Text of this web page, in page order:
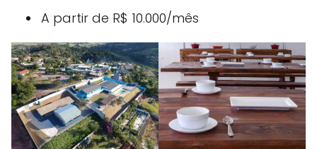
A partir de R$ 10.000/mês